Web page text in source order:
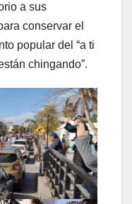
a sus
conservar el
popular del “a ti
chingando”.